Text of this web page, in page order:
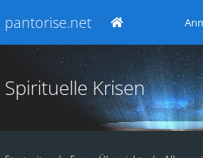
pantorise.net
Spirituelle Krisen